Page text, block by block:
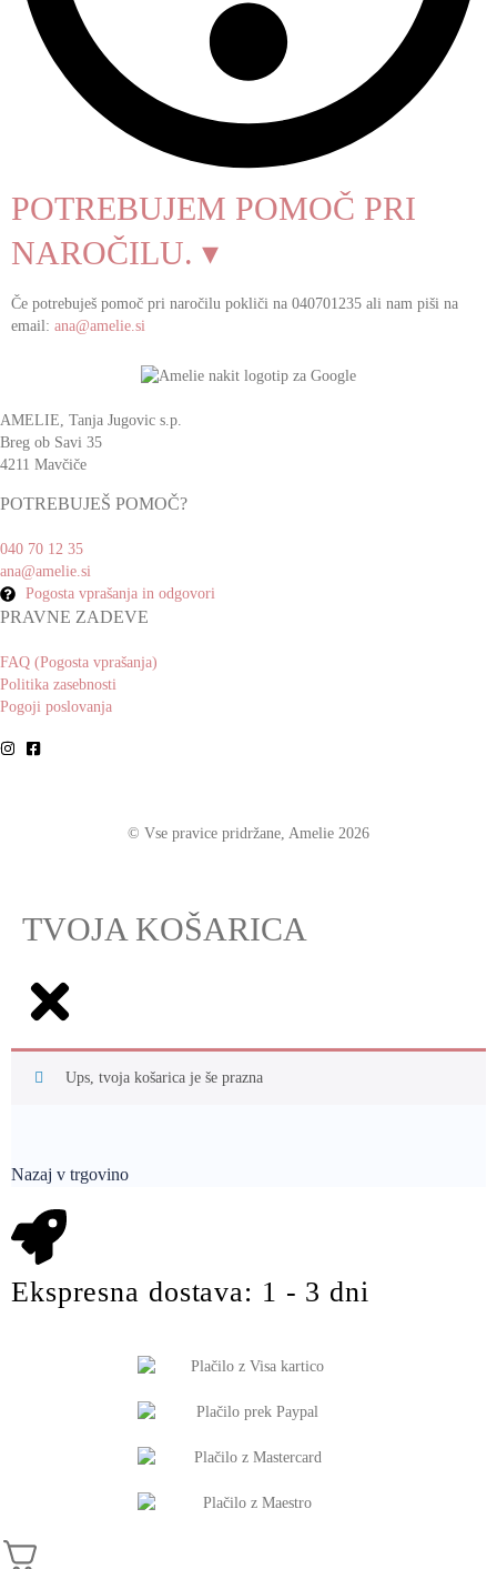
POTREBUJEM POMOČ PRI
NAROČILU. ▾
Če potrebuješ pomoč pri naročilu pokliči na 040701235 ali nam piši na
email: ana@amelie.si
AMELIE, Tanja Jugovic s.p.
Breg ob Savi 35
4211 Mavčiče
POTREBUJEŠ POMOČ?
040 70 12 35
ana@amelie.si
Pogosta vprašanja in odgovori
PRAVNE ZADEVE
FAQ (Pogosta vprašanja)
Politika zasebnosti
Pogoji poslovanja
© Vse pravice pridržane, Amelie 2026
TVOJA KOŠARICA
Ups, tvoja košarica je še prazna
Nazaj v trgovino
Ekspresna dostava: 1 - 3 dni